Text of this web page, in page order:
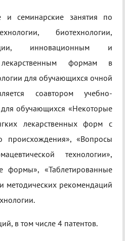
и семинарские занятия по
биотехнологии,
инновационным и
лекарственным формам в
для обучающихся очной
соавтором учебно-
обучающихся «Некоторые
лекарственных форм с
происхождения», «Вопросы
технологии»,
формы», «Таблетированные
методических рекомендаций
в том числе 4 патентов.